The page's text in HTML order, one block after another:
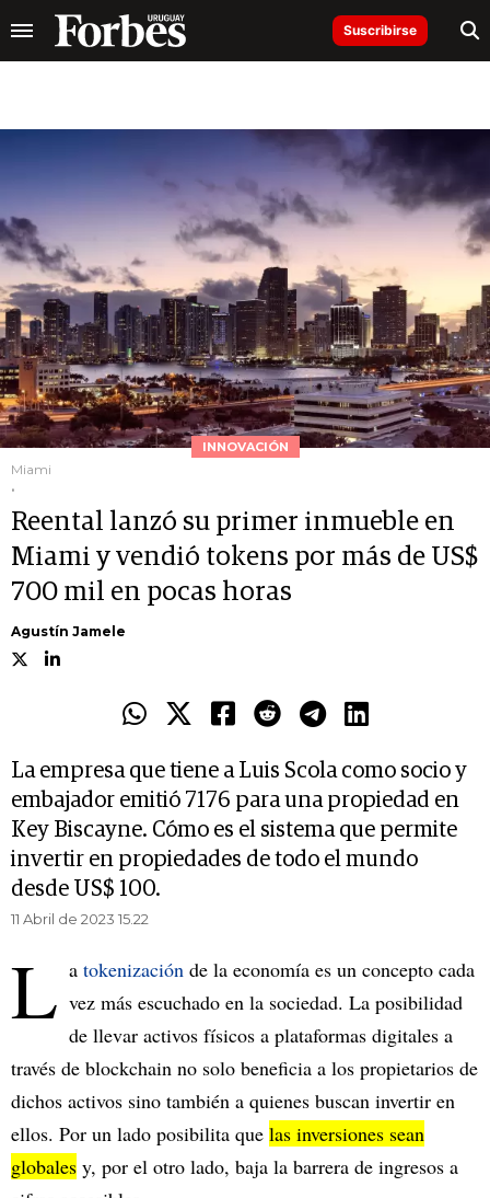
Suscribirse
INNOVACIÓN
Miami
.
Reental lanzó su primer inmueble en
Miami y vendió tokens por más de US$
700 mil en pocas horas
Agustín Jamele
La empresa que tiene a Luis Scola como socio y
embajador emitió 7176 para una propiedad en
Key Biscayne. Cómo es el sistema que permite
invertir en propiedades de todo el mundo
desde US$ 100.
11 Abril de 2023 15.22
L a tokenización de la economía es un concepto cada
vez más escuchado en la sociedad. La posibilidad
de llevar activos físicos a plataformas digitales a
través de blockchain no solo beneficia a los propietarios de
dichos activos sino también a quienes buscan invertir en
ellos. Por un lado posibilita que las inversiones sean
globales y, por el otro lado, baja la barrera de ingresos a